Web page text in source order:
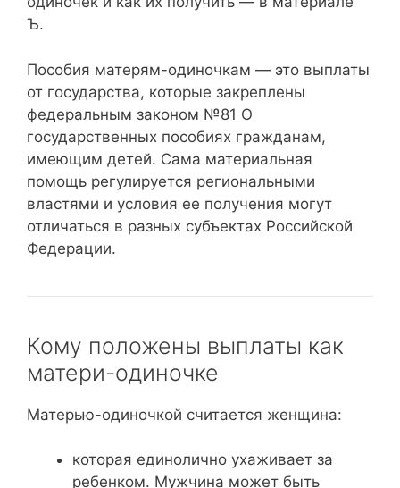
Ъ.
Пособия матерям-одиночкам — это выплаты
от государства, которые закреплены
федеральным законом №81 О
государственных пособиях гражданам,
имеющим детей. Сама материальная
помощь регулируется региональными
властями и условия ее получения могут
отличаться в разных субъектах Российской
Федерации.
Кому положены выплаты как
матери-одиночке
Матерью-одиночкой считается женщина:
которая единолично ухаживает за
ребенком. Мужчина может быть